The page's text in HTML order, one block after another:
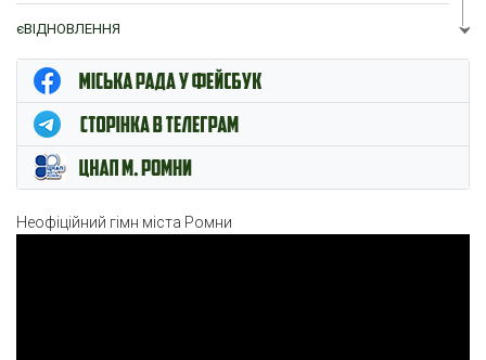
єВІДНОВЛЕННЯ
ЦНАП м. Ромни
Неофіційний гімн міста Ромни